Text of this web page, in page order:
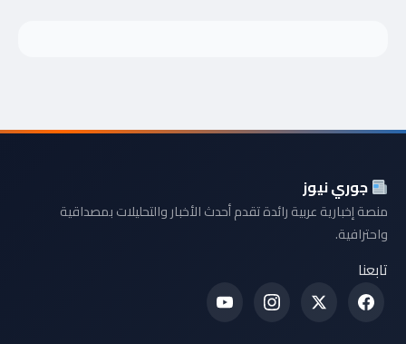
جوري نيوز
منصة إخبارية عربية رائدة تقدم أحدث الأخبار والتحليلات بمصداقية
واحترافية.
تابعنا